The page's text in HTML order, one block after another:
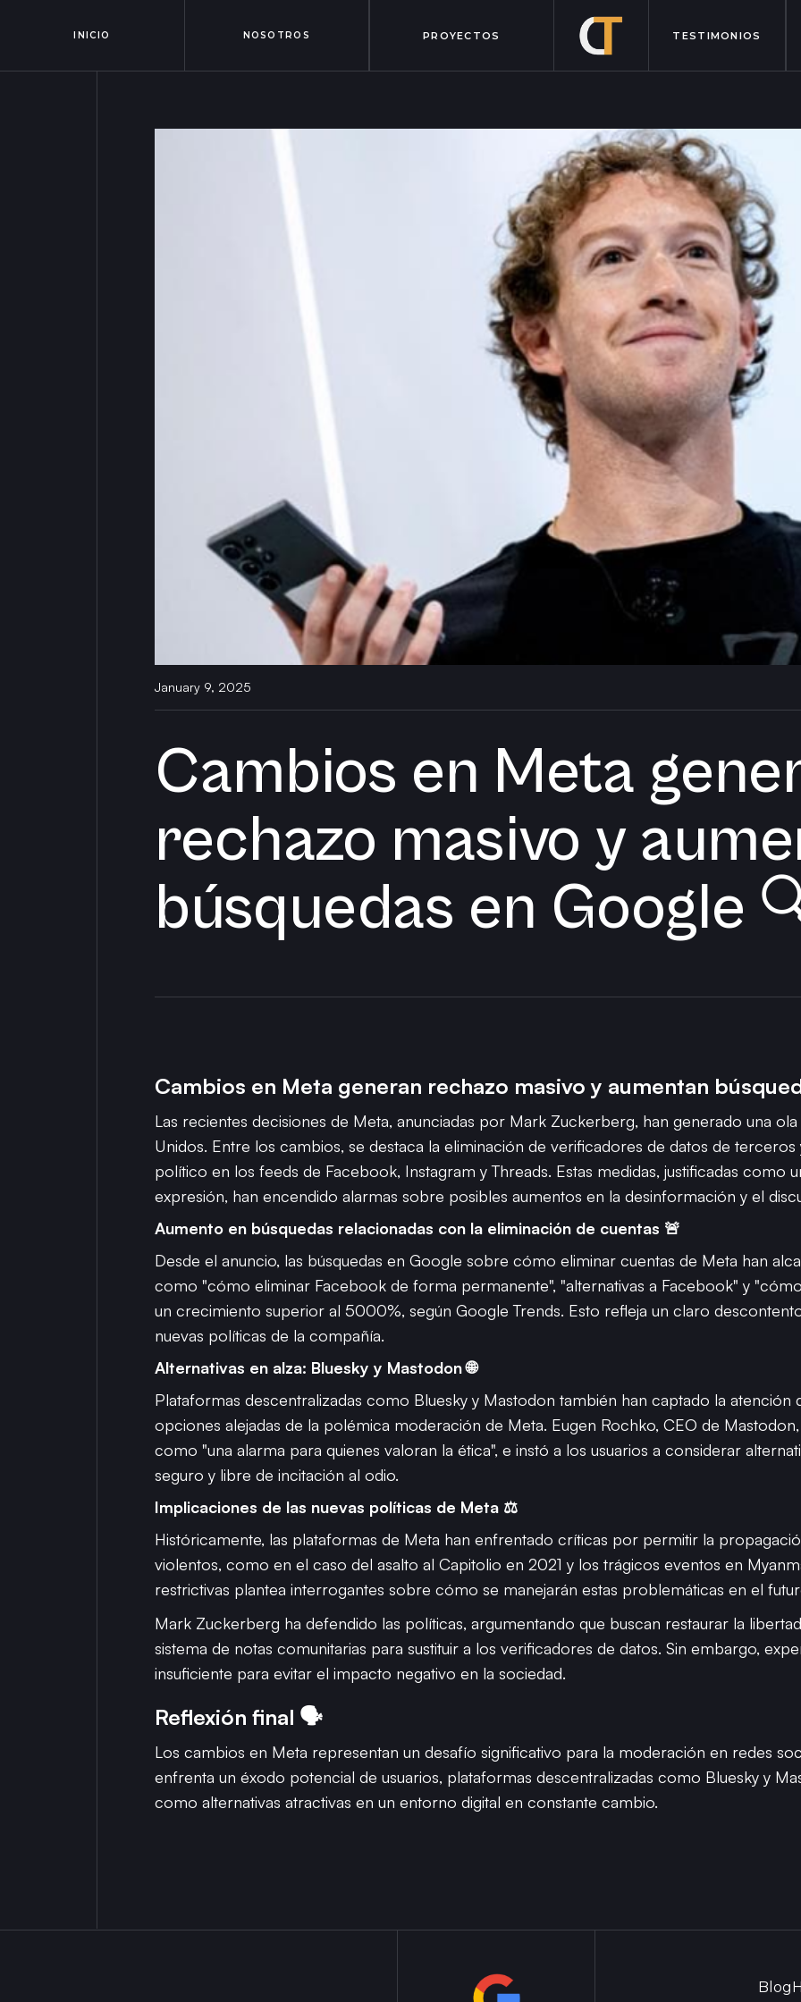
INICIO NOSOTROS PROYECTOS TESTIMONIOS
January 9, 2025
Cambios en Meta
rechazo masivo y
búsquedas en Google
Cambios en Meta generan rechazo masivo y aumentan
Las recientes decisiones de Meta, anunciadas por Mark Zuckerberg, han generado una
Unidos. Entre los cambios, se destaca la eliminación de verificadores de datos de
político en los feeds de Facebook, Instagram y Threads. Estas medidas, justificadas como
expresión, han encendido alarmas sobre posibles aumentos en la desinformación y el
Aumento en búsquedas relacionadas con la eliminación de cuentas 🚨
Desde el anuncio, las búsquedas en Google sobre cómo eliminar cuentas de Meta han
como "cómo eliminar Facebook de forma permanente", "alternativas a Facebook" y
un crecimiento superior al 5000%, según Google Trends. Esto refleja un claro
nuevas políticas de la compañía.
Alternativas en alza: Bluesky y Mastodon 🌐
Plataformas descentralizadas como Bluesky y Mastodon también han captado la atención
opciones alejadas de la polémica moderación de Meta. Eugen Rochko, CEO de
como "una alarma para quienes valoran la ética", e instó a los usuarios a considerar
seguro y libre de incitación al odio.
Implicaciones de las nuevas políticas de Meta ⚖️
Históricamente, las plataformas de Meta han enfrentado críticas por permitir la
violentos, como en el caso del asalto al Capitolio en 2021 y los trágicos eventos en
restrictivas plantea interrogantes sobre cómo se manejarán estas problemáticas en el
Mark Zuckerberg ha defendido las políticas, argumentando que buscan restaurar la
sistema de notas comunitarias para sustituir a los verificadores de datos. Sin embargo,
insuficiente para evitar el impacto negativo en la sociedad.
Reflexión final 🗣️
Los cambios en Meta representan un desafío significativo para la moderación en redes
enfrenta un éxodo potencial de usuarios, plataformas descentralizadas como Bluesky y
como alternativas atractivas en un entorno digital en constante cambio.
Blog